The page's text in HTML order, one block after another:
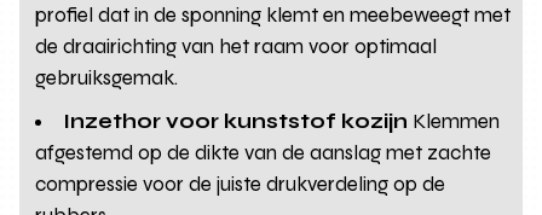
profiel dat in de sponning klemt en meebeweegt met
de draairichting van het raam voor optimaal
gebruiksgemak.
Inzethor voor kunststof kozijn Klemmen
afgestemd op de dikte van de aanslag met zachte
compressie voor de juiste drukverdeling op de